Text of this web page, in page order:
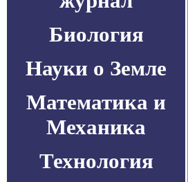
Биология
Науки о Земле
Математика и
Механика
Технология